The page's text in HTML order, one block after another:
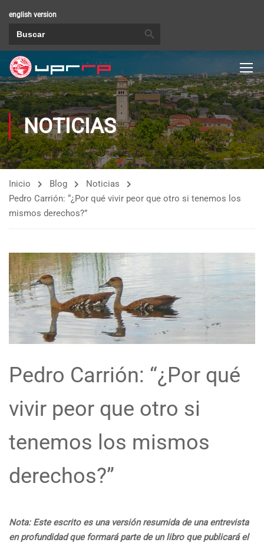
english version
NOTICIAS
Inicio Blog
Noticias
Pedro Carrión: “¿Por qué vivir peor que otro si tenemos los
mismos derechos?”
Pedro Carrión: “¿Por qué
vivir peor que otro si
tenemos los mismos
derechos?”
Nota: Este escrito es una versión resumida de una entrevista
en profundidad que formará parte de un libro que publicará el